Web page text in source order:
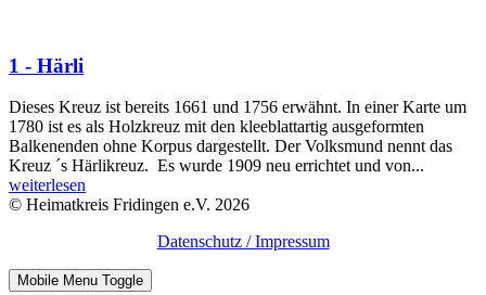
1 - Härli
Dieses Kreuz ist bereits 1661 und 1756 erwähnt. In einer Karte um
1780 ist es als Holzkreuz mit den kleeblattartig ausgeformten
Balkenenden ohne Korpus dargestellt. Der Volksmund nennt das
Kreuz ´s Härlikreuz. Es wurde 1909 neu errichtet und von...
weiterlesen
© Heimatkreis Fridingen e.V. 2026
Datenschutz / Impressum
Mobile Menu Toggle